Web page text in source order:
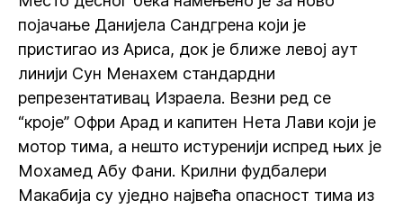
појачање Данијела Сандгрена који је
пристигао из Ариса, док је ближе левој аут
линији Сун Менахем стандардни
репрезентативац Израела. Везни ред се
“кроје” Офри Арад и капитен Нета Лави који је
мотор тима, а нешто истуренији испред њих је
Мохамед Абу Фани. Крилни фудбалери
Макабија су уједно највећа опасност тима из